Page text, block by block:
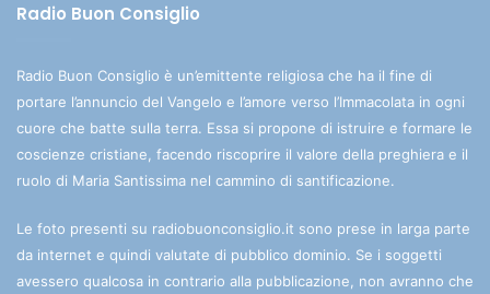
Radio Buon Consiglio
Radio Buon Consiglio è un’emittente religiosa che ha il fine di
portare l’annuncio del Vangelo e l’amore verso l’Immacolata in ogni
cuore che batte sulla terra. Essa si propone di istruire e formare le
coscienze cristiane, facendo riscoprire il valore della preghiera e il
ruolo di Maria Santissima nel cammino di santificazione.
Le foto presenti su radiobuonconsiglio.it sono prese in larga parte
da internet e quindi valutate di pubblico dominio. Se i soggetti
avessero qualcosa in contrario alla pubblicazione, non avranno che